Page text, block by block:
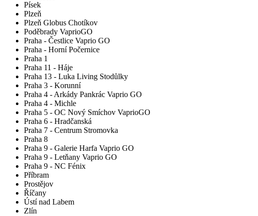
Písek
Plzeň
Plzeň Globus Chotíkov
Poděbrady VaprioGO
Praha - Čestlice Vaprio GO
Praha - Horní Počernice
Praha 1
Praha 11 - Háje
Praha 13 - Luka Living Stodůlky
Praha 3 - Korunní
Praha 4 - Arkády Pankrác Vaprio GO
Praha 4 - Michle
Praha 5 - OC Nový Smíchov VaprioGO
Praha 6 - Hradčanská
Praha 7 - Centrum Stromovka
Praha 8
Praha 9 - Galerie Harfa Vaprio GO
Praha 9 - Letňany Vaprio GO
Praha 9 - NC Fénix
Příbram
Prostějov
Říčany
Ústí nad Labem
Zlín